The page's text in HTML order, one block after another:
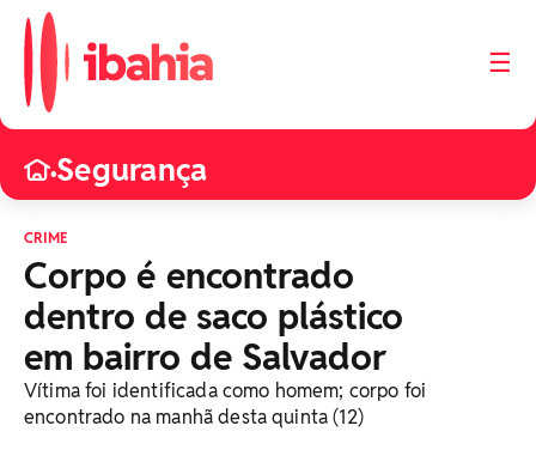
☰
•Segurança
CRIME
Corpo é encontrado
dentro de saco plástico
em bairro de Salvador
Vítima foi identificada como homem; corpo foi
encontrado na manhã desta quinta (12)